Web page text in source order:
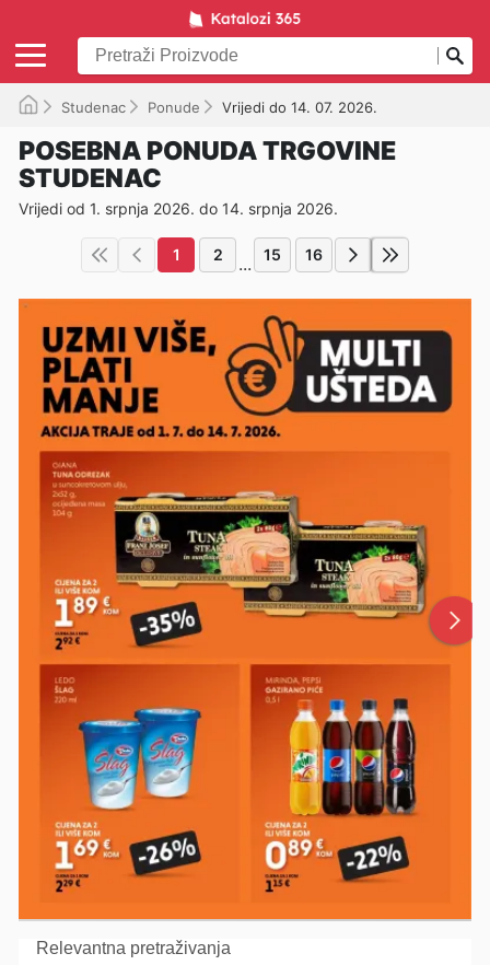
Studenac Ponude Vrijedi do 14. 07. 2026.
POSEBNA PONUDA TRGOVINE
STUDENAC
Vrijedi od 1. srpnja 2026. do 14. srpnja 2026.
1 2 ... 15 16